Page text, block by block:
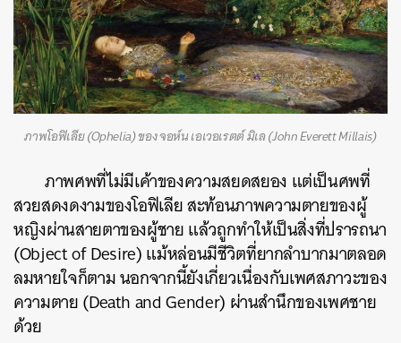
ภาพโอฟิเลีย (Ophelia) ของ จอห์น เอเวอเรตต์ มิเล (John Everett Millais)
ภาพศพที่ไม่มีเค้าของความสยดสยอง แต่เป็นศพที่
สวยสดงดงามของโอฟิเลีย สะท้อนภาพความตายของผู้
หญิงผ่านสายตาของผู้ชาย แล้วถูกทำให้เป็นสิ่งที่ปรารถนา
(Object of Desire)แม้หล่อนมีชีวิตที่ยากลำบากมาตลอด
ลมหายใจก็ตามนอกจากนี้ยังเกี่ยวเนื่องกับเพศสภาวะของ
ความตาย (Death and Gender) ผ่านสำนึกของเพศชาย
ด้วย